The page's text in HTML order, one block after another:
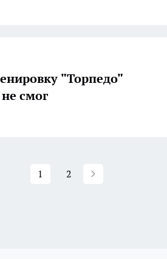
"Торпедо"
смог
1 2